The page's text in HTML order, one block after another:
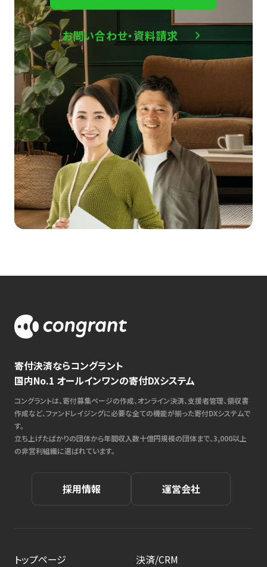
お問い合わせ・資料請求
寄付決済ならコングラント
国内No.1 オールインワンの寄付DXシステム
コングラントは、寄付募集ページの作成、オンライン決済、支援者管理、領収書
作成など、ファンドレイジングに必要な全ての機能が揃った寄付DXシステムで
す。
立ち上げたばかりの団体から年間収入数十億円規模の団体まで、3,000以上
の非営利組織に選ばれています。
採用情報 運営会社
トップページ
決済/CRM